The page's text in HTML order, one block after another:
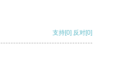
支持[0] 反对[0]